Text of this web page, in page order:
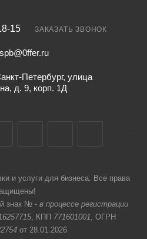
15 ЗАКАЗАТЬ ЗВОНОК
spb@0ffer.ru
Петербург, улица
д. 9, корп. 1Д
и услуги для бизнеса. Все права
знак № - в процессе регистрации
, КПП 771601001, ОГРН
от 28.01.2026